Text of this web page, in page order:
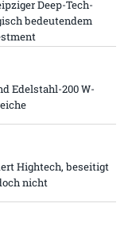
Deep-Tech-
bedeutendem
Edelstahl-200 W-
Hightech, beseitigt
nicht